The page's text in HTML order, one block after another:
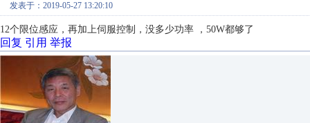
发表于：2019-05-27 13:20:10
12个限位感应，再加上伺服控制，没多少功率 ，50W都够了
回复 引用 举报